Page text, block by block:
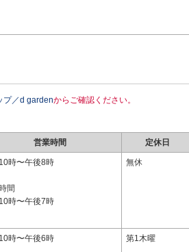
プ／d gardenからご確認ください。
営業時間 定休日
時〜午後8時
間
時〜午後7時
無休
時〜午後6時 第1木曜